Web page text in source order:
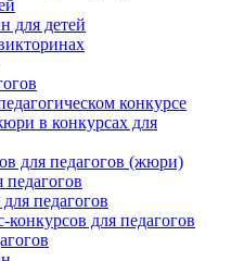
для детей
конкурсе
в конкурсах для
для педагогов (жюри)
педагогов
педагогов
конкурсов для педагогов